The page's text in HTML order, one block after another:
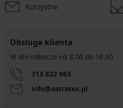
Korzystne
Obsługa klienta
W dni robocze od 8.00 do 16.00
713 822 963
info@astratex.pl